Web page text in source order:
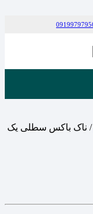
/ ناک باکس سطلی یک